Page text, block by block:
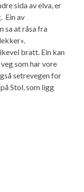
sida av elva, er
Ein av
sa at råsa fra
bratt. Ein kan
som har vore
setrevegen for
Stol, som ligg